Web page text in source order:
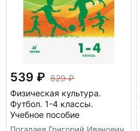
539
829
Физическая культура.
Футбол. 1-4 классы.
Учебное пособие